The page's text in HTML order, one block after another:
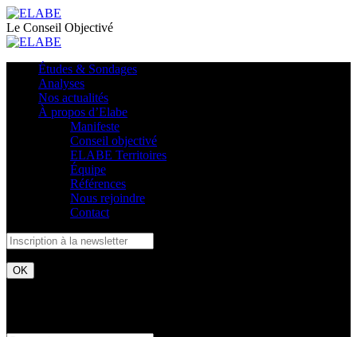
Le Conseil Objectivé
Études & Sondages
Analyses
Nos actualités
À propos d’Elabe
Manifeste
Conseil objectivé
ELABE Territoires
Équipe
Références
Nous rejoindre
Contact